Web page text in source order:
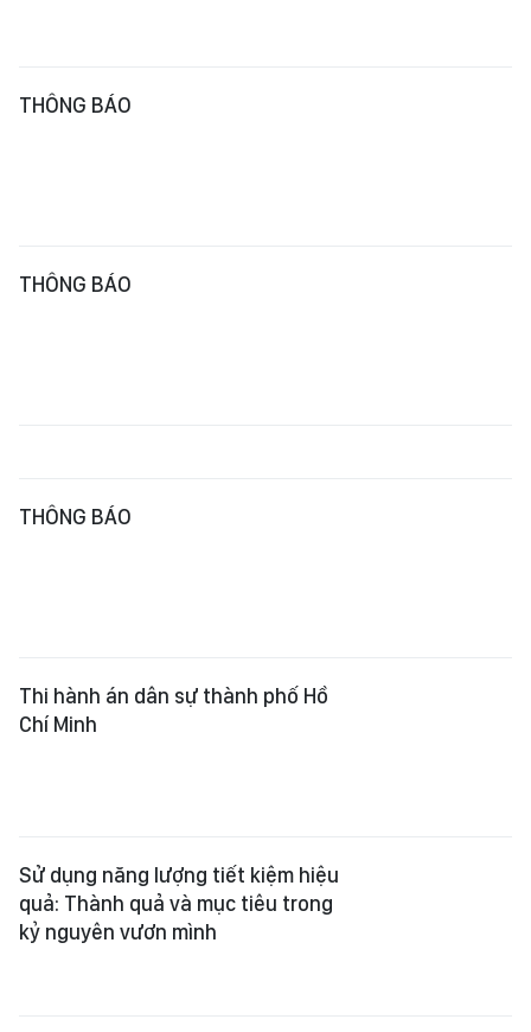
THÔNG BÁO
THÔNG BÁO
THÔNG BÁO
Thi hành án dân sự thành phố Hồ
Chí Minh
Sử dụng năng lượng tiết kiệm hiệu
quả: Thành quả và mục tiêu trong
kỷ nguyên vươn mình